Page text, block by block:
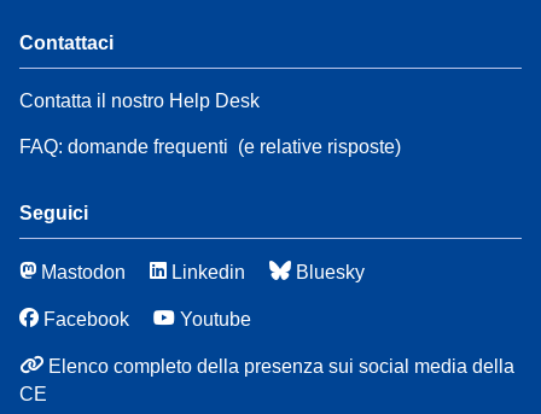
Contattaci
Contatta il nostro Help Desk
FAQ: domande frequenti (e relative risposte)
Seguici
Mastodon Linkedin Bluesky
Facebook Youtube
Elenco completo della presenza sui social media della
CE